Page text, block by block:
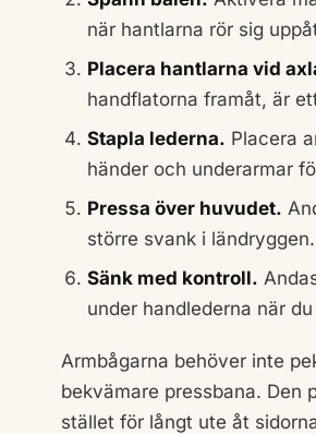
när hantlarna rör sig
Placera hantlarna vid
handflatorna framåt, är
Stapla lederna. Placera
händer och underarmar
Pressa över huvudet.
större svank i ländryggen.
Sänk med kontroll.
under handlederna när
Armbågarna behöver inte
bekvämare pressbana. Den
stället för långt ute åt